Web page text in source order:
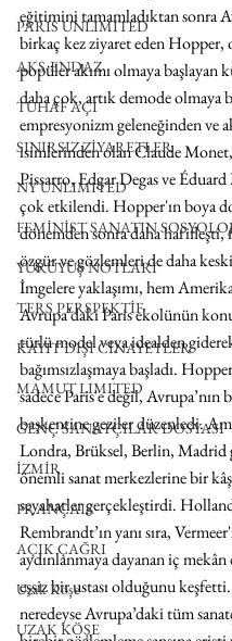
PARIS UNLIMITED
AKS-ENDAZ
TUHAF AÇI
SINIRSIZ ZİYARETLER
NY UNLIMITED
FEMİNİST SANATIN
YÜRÜYÜŞ NOTLARI
TERS PERSPEKTİF
KAYIT DIŞI CİNAYETLER
MAMUT LIMITED
GENÇ SANATÇILAR DOSYASI
İZMİR
FRANÇAIS
AÇIK ÇAĞRI
Uzak Köşe
UZAK KÖŞE
eğitimini tamamladıktan sonra
birkaç kez ziyaret eden Hopper,
popüler akımı olmaya başlayan
daha çok, artık demode olmaya
empresyonizm geleneğinden ve
isimlerinden olan Claude
Pissarro, Edgar Degas ve
çok etkilendi. Hopper'ın boya
dönemden sonra daha hafifleşti,
özgür ve gözlemleri de daha
İmgelere yaklaşımı, hem
Avrupa’daki Paris ekolünün
türlü model veya idealden
bağımsızlaşmaya başladı.
sadece Paris'e değil, Avrupa’nın
başkentine geziler düzenledi.
Londra, Brüksel, Berlin,
önemli sanat merkezlerine bir
seyahatler gerçekleştirdi.
Rembrandt’ın yanı sıra,
aydınlanmaya dayanan iç
eşsiz bir ustası olduğunu
neredeyse Avrupa’daki tüm